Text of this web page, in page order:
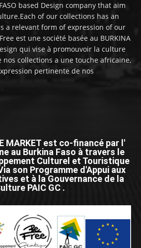
based Design company that aim
of our collections has an
a relevant form of expression of our
est une société basée au BURKINA
qui vise à promouvoir la culture
nos collections a une touche africaine,
pertinente de nos
MARKET est co-financé par l'
au Burkina Faso à travers le
Culturel et Touristique
son Programme d'Appui aux
et à la Gouvernance de la
PAIC GC .